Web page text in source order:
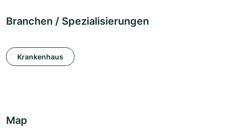
Branchen / Spezialisierungen
Krankenhaus
Map